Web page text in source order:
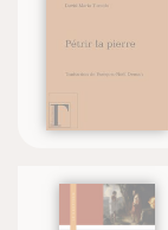
Pétrir
David-